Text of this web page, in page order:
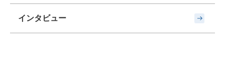
インタビュー